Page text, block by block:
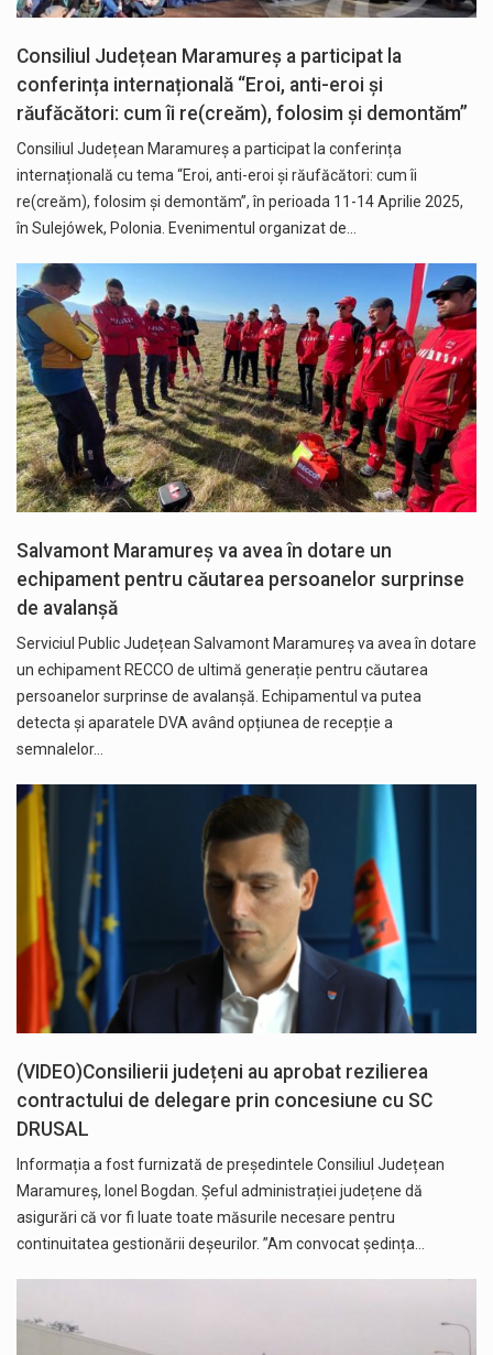
Consiliul Județean Maramureș a participat la
conferința internațională “Eroi, anti-eroi și
răufăcători: cum îi re(creăm), folosim și demontăm”
Consiliul Județean Maramureș a participat la conferința
internațională cu tema “Eroi, anti-eroi și răufăcători: cum îi
re(creăm), folosim și demontăm”, în perioada 11-14 Aprilie 2025,
în Sulejówek, Polonia. Evenimentul organizat de…
Salvamont Maramureș va avea în dotare un
echipament pentru căutarea persoanelor surprinse
de avalanșă
Serviciul Public Județean Salvamont Maramureș va avea în dotare
un echipament RECCO de ultimă generație pentru căutarea
persoanelor surprinse de avalanșă. Echipamentul va putea
detecta și aparatele DVA având opțiunea de recepție a
semnalelor…
(VIDEO)Consilierii județeni au aprobat rezilierea
contractului de delegare prin concesiune cu SC
DRUSAL
Informația a fost furnizată de președintele Consiliul Județean
Maramureș, Ionel Bogdan. Șeful administrației județene dă
asigurări că vor fi luate toate măsurile necesare pentru
continuitatea gestionării deșeurilor. ”Am convocat ședința…